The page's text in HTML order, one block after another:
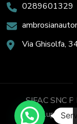
0289601329
Via Ghisolfa,
SIFAC SNC
Sviluppato